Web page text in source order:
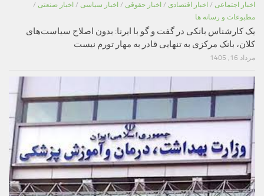
اخبار اجتماعی / اخبار اقتصادی / اخبار حقوقی / اخبار سیاسی / اخبار صنعتی /
مطبوعات و رسانه ها
یک کارشناس بانکی در گفت و گو با ایرنا: بدون اصلاح سیاست‌های
کلان، بانک مرکزی به تنهایی قادر به مهار تورم نیست
مرداد 16, 1405